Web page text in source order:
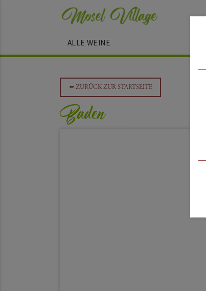
ALLE WEINE
➥ZURÜCK ZUR STARTSEITE
Baden